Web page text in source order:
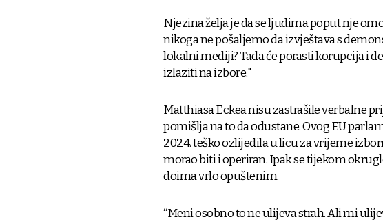
Njezina želja je da se ljudima poput nje
nikoga ne pošaljemo da izvještava s
lokalni mediji? Tada će porasti korupcija i
izlaziti na izbore."
Matthiasa Eckea nisu zastrašile verbalne
pomišlja na to da odustane. Ovog EU
2024. teško ozlijedila u licu za vrijeme
morao biti i operiran. Ipak se tijekom
doima vrlo opuštenim.
“Meni osobno to ne ulijeva strah. Ali mi